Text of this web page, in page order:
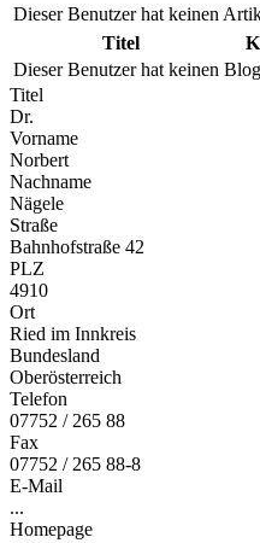
Dieser Benutzer hat keinen
Titel
Dieser Benutzer hat keinen Blog
Titel
Dr.
Vorname
Norbert
Nachname
Nägele
Straße
Bahnhofstraße 42
PLZ
4910
Ort
Ried im Innkreis
Bundesland
Oberösterreich
Telefon
07752 / 265 88
Fax
07752 / 265 88-8
E-Mail
...
Homepage